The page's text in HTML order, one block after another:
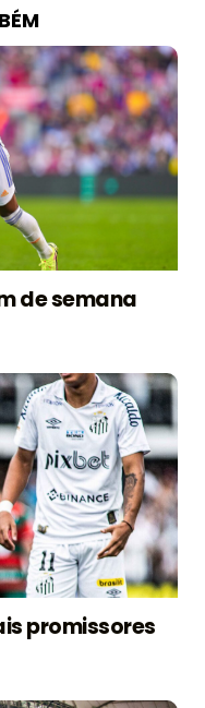
de semana
promissores